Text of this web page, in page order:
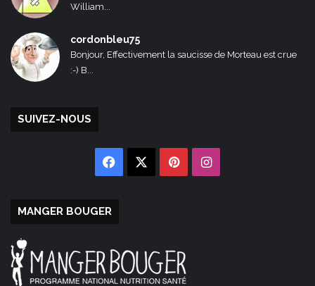
William...
cordonbleu75
Bonjour, Effectivement la saucisse de Morteau est crue
:-) B...
SUIVEZ-NOUS
Facebook PinterestInstagram
MANGER BOUGER